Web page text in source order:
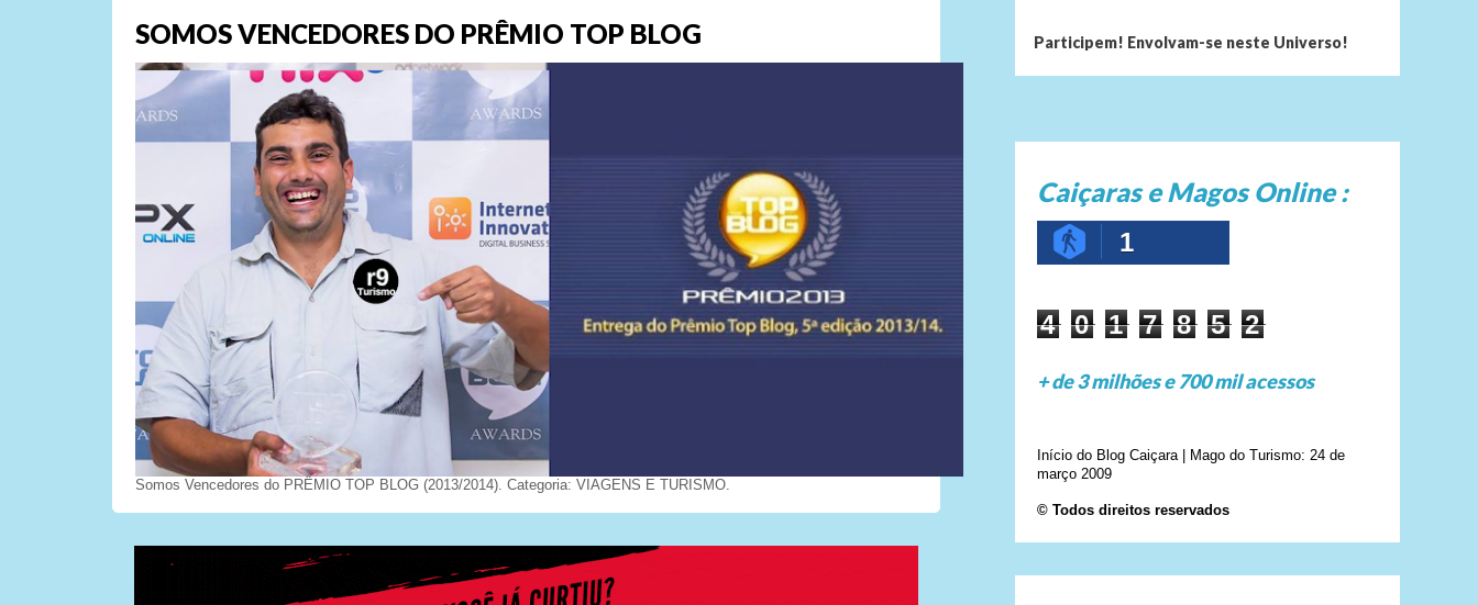
SOMOS VENCEDORES DO PRÊMIO TOP BLOG
Somos Vencedores do PRÊMIO TOP BLOG (2013/2014). Categoria: VIAGENS E TURISMO.
Participem! Envolvam-se neste Universo!
Caiçaras e Magos Online :
1
4 0 1 7 8 5 2
+ de 3 milhões e 700 mil acessos
Início do Blog Caiçara | Mago do Turismo: 24 de
março 2009
© Todos direitos reservados